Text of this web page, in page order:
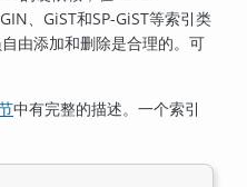
、GiST和SP-GiST等索引类
由添加和删除是合理的。可
中有完整的描述。一个索引